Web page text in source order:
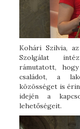
Kohári Szilvia,
Szolgálat
rámutatott,
családot, a
közösséget is
idején a
lehetőségeit.